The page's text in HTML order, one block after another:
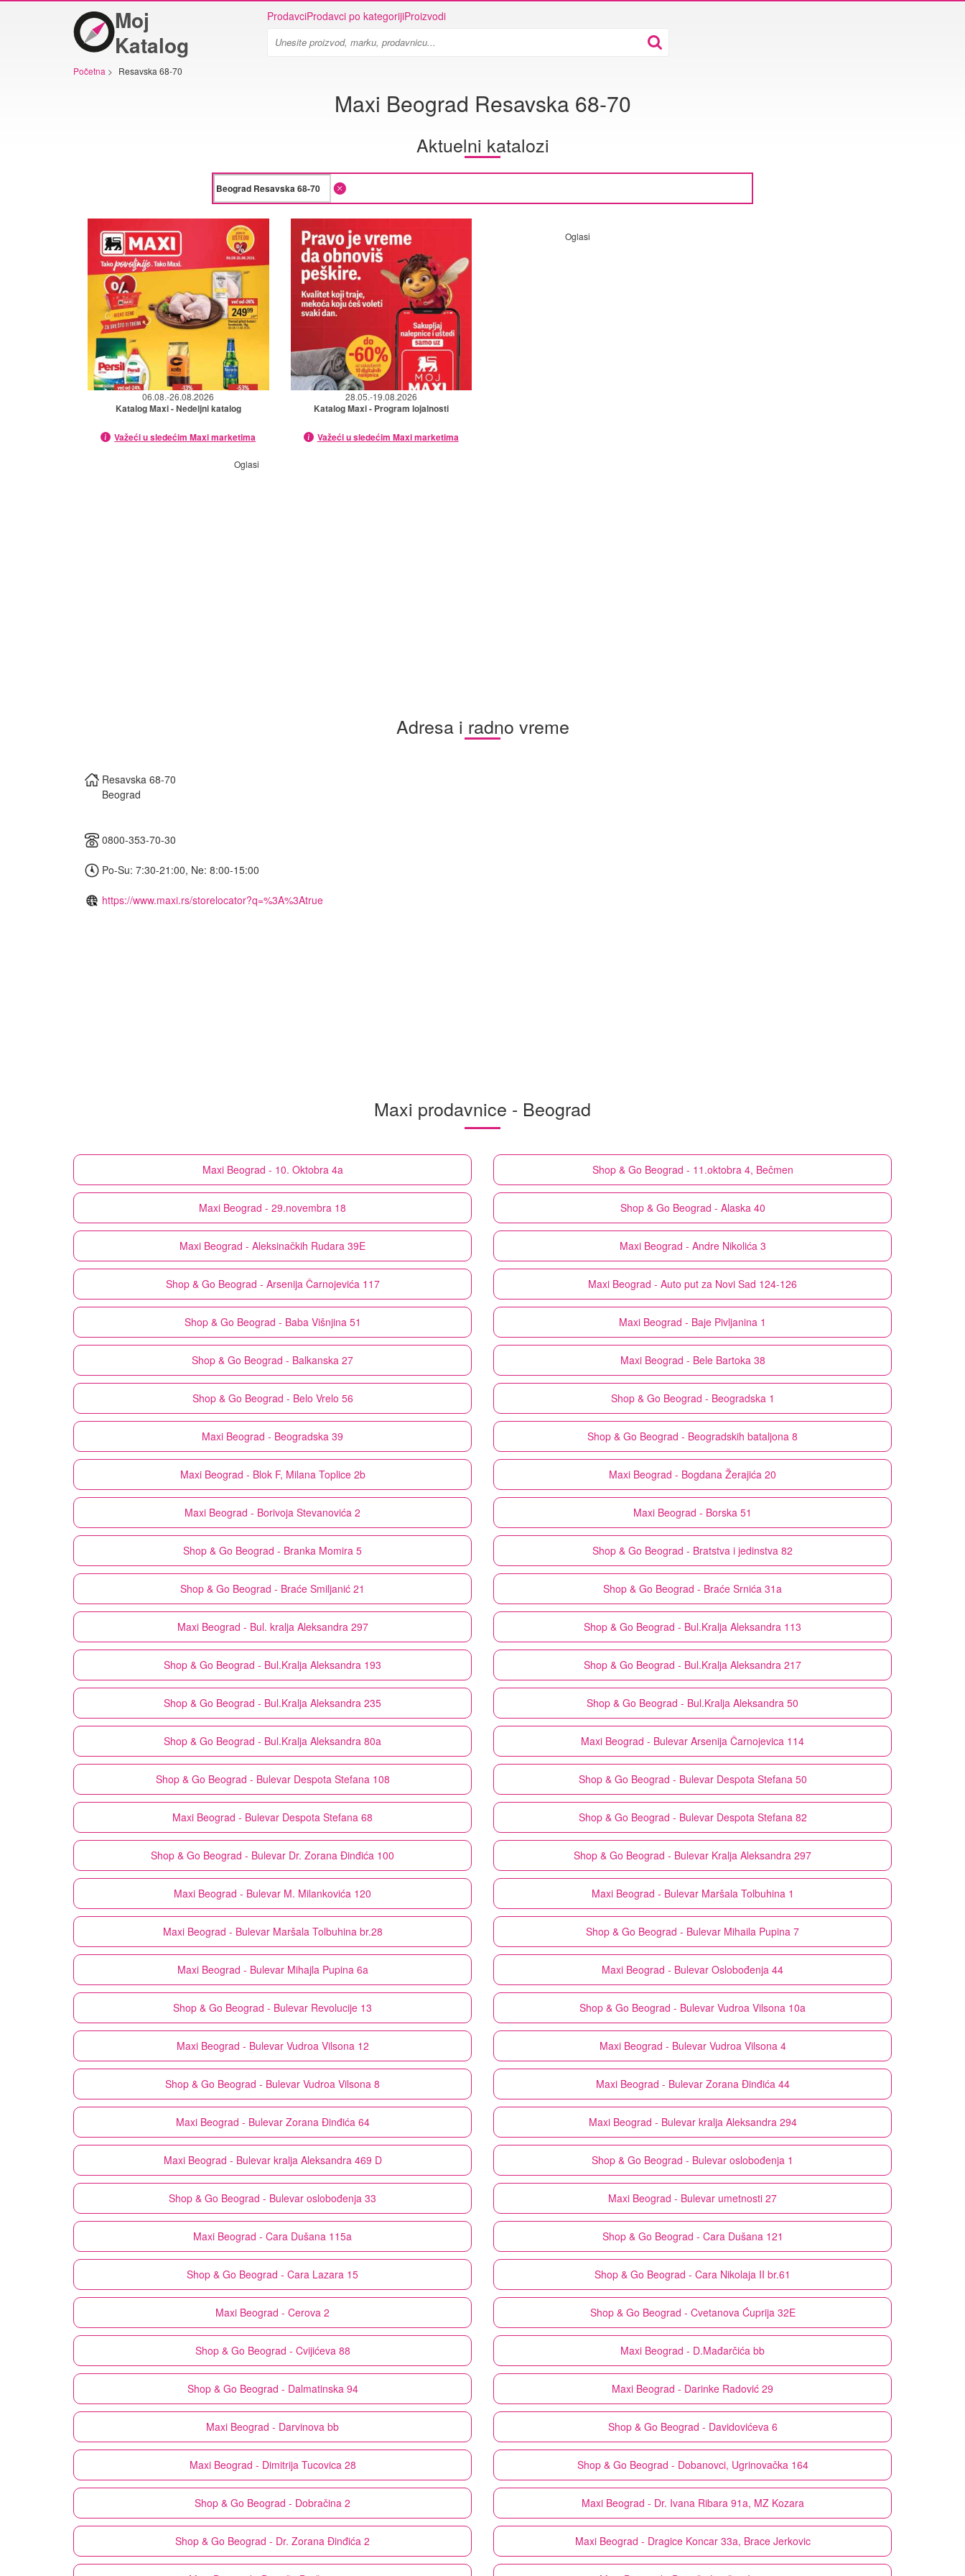
Moj
Katalog
ProdavciProdavci po kategorijiProizvodi
Početna > Resavska 68-70
Maxi Beograd Resavska 68-70
Aktuelni katalozi
06.08.-26.08.2026
Katalog Maxi - Nedeljni katalog
Važeći u sledećim Maxi marketima
28.05.-19.08.2026
Katalog Maxi - Program lojalnosti
Važeći u sledećim Maxi marketima
Oglasi
Oglasi
Adresa i radno vreme
Resavska 68-70
Beograd
0800-353-70-30
Po-Su: 7:30-21:00, Ne: 8:00-15:00
https://www.maxi.rs/storelocator?q=%3A%3Atrue
Maxi prodavnice - Beograd
Maxi Beograd - 10. Oktobra 4a Shop & Go Beograd - 11.oktobra 4, Bečmen
Maxi Beograd - 29.novembra 18 Shop & Go Beograd - Alaska 40
Maxi Beograd - Aleksinačkih Rudara 39E Maxi Beograd - Andre Nikolića 3
Shop & Go Beograd - Arsenija Čarnojevića 117 Maxi Beograd - Auto put za Novi Sad 124-126
Shop & Go Beograd - Baba Višnjina 51 Maxi Beograd - Baje Pivljanina 1
Shop & Go Beograd - Balkanska 27 Maxi Beograd - Bele Bartoka 38
Shop & Go Beograd - Belo Vrelo 56 Shop & Go Beograd - Beogradska 1
Maxi Beograd - Beogradska 39 Shop & Go Beograd - Beogradskih bataljona 8
Maxi Beograd - Blok F, Milana Toplice 2b Maxi Beograd - Bogdana Žerajića 20
Maxi Beograd - Borivoja Stevanovića 2 Maxi Beograd - Borska 51
Shop & Go Beograd - Branka Momira 5 Shop & Go Beograd - Bratstva i jedinstva 82
Shop & Go Beograd - Braće Smiljanić 21 Shop & Go Beograd - Braće Srnića 31a
Maxi Beograd - Bul. kralja Aleksandra 297 Shop & Go Beograd - Bul.Kralja Aleksandra 113
Shop & Go Beograd - Bul.Kralja Aleksandra 193 Shop & Go Beograd - Bul.Kralja Aleksandra 217
Shop & Go Beograd - Bul.Kralja Aleksandra 235 Shop & Go Beograd - Bul.Kralja Aleksandra 50
Shop & Go Beograd - Bul.Kralja Aleksandra 80a Maxi Beograd - Bulevar Arsenija Čarnojevica 114
Shop & Go Beograd - Bulevar Despota Stefana 108 Shop & Go Beograd - Bulevar Despota Stefana 50
Maxi Beograd - Bulevar Despota Stefana 68 Shop & Go Beograd - Bulevar Despota Stefana 82
Shop & Go Beograd - Bulevar Dr. Zorana Đinđića 100 Shop & Go Beograd - Bulevar Kralja Aleksandra 297
Maxi Beograd - Bulevar M. Milankovića 120 Maxi Beograd - Bulevar Maršala Tolbuhina 1
Maxi Beograd - Bulevar Maršala Tolbuhina br.28 Shop & Go Beograd - Bulevar Mihaila Pupina 7
Maxi Beograd - Bulevar Mihajla Pupina 6a Maxi Beograd - Bulevar Oslobođenja 44
Shop & Go Beograd - Bulevar Revolucije 13 Shop & Go Beograd - Bulevar Vudroa Vilsona 10a
Maxi Beograd - Bulevar Vudroa Vilsona 12 Maxi Beograd - Bulevar Vudroa Vilsona 4
Shop & Go Beograd - Bulevar Vudroa Vilsona 8 Maxi Beograd - Bulevar Zorana Đinđića 44
Maxi Beograd - Bulevar Zorana Đinđića 64 Maxi Beograd - Bulevar kralja Aleksandra 294
Maxi Beograd - Bulevar kralja Aleksandra 469 D Shop & Go Beograd - Bulevar oslobođenja 1
Shop & Go Beograd - Bulevar oslobođenja 33 Maxi Beograd - Bulevar umetnosti 27
Maxi Beograd - Cara Dušana 115a Shop & Go Beograd - Cara Dušana 121
Shop & Go Beograd - Cara Lazara 15 Shop & Go Beograd - Cara Nikolaja II br.61
Maxi Beograd - Cerova 2 Shop & Go Beograd - Cvetanova Ćuprija 32E
Shop & Go Beograd - Cvijićeva 88 Maxi Beograd - D.Mađarčića bb
Shop & Go Beograd - Dalmatinska 94 Maxi Beograd - Darinke Radović 29
Maxi Beograd - Darvinova bb Shop & Go Beograd - Davidovićeva 6
Maxi Beograd - Dimitrija Tucovica 28 Shop & Go Beograd - Dobanovci, Ugrinovačka 164
Shop & Go Beograd - Dobračina 2 Maxi Beograd - Dr. Ivana Ribara 91a, MZ Kozara
Shop & Go Beograd - Dr. Zorana Đinđića 2 Maxi Beograd - Dragice Koncar 33a, Brace Jerkovic